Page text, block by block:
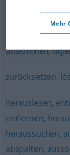
auslöschen,
zurücksetzen,
herauslesen,
entfernen,
heraussuchen,
abspalten,
Mehr